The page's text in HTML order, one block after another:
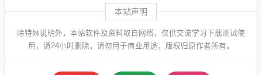
本站声明
除特殊说明外，本站软件及资料取自网络，仅供交流学习下载测试使
用，请24小时删除，请勿用于商业用途，版权归原作者所有。